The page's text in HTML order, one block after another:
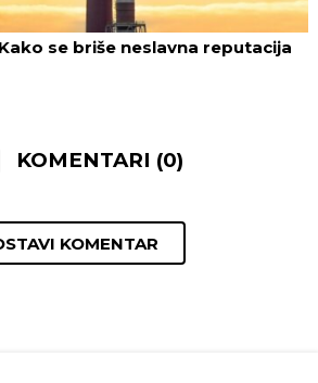
se briše neslavna reputacija
KOMENTARI (0)
KOMENTAR